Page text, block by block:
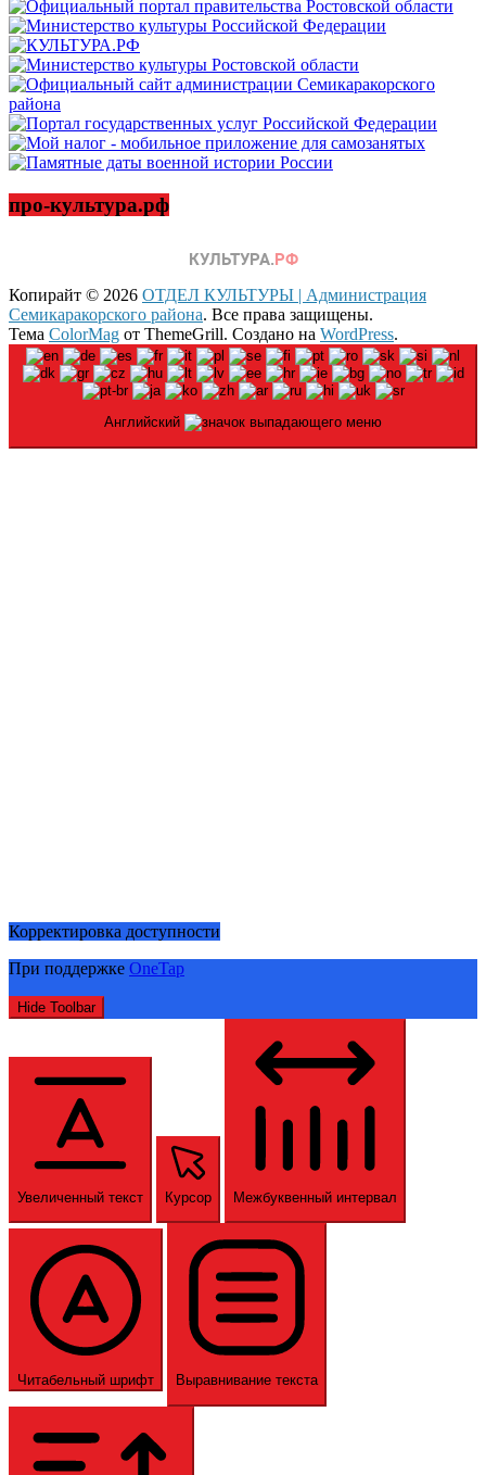
про-культура.рф
Копирайт © 2026 ОТДЕЛ КУЛЬТУРЫ | Администрация
Семикаракорского района. Все права защищены.
Тема ColorMag от ThemeGrill. Создано на WordPress.
Английский
Корректировка доступности
При поддержке OneTap
Hide Toolbar
Увеличенный текст Курсор Межбуквенный интервал
Читабельный шрифт Выравнивание текста